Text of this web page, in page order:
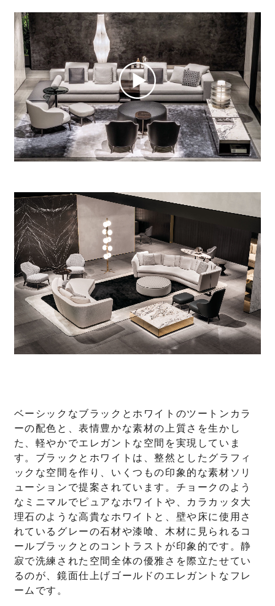
ベーシックなブラックとホワイトのツートンカラ
ーの配色と、表情豊かな素材の上質さを生かし
た、軽やかでエレガントな空間を実現していま
す。ブラックとホワイトは、整然としたグラフィ
ックな空間を作り、いくつもの印象的な素材ソリ
ューションで提案されています。チョークのよう
なミニマルでピュアなホワイトや、カラカッタ大
理石のような高貴なホワイトと、壁や床に使用さ
れているグレーの石材や漆喰、木材に見られるコ
ールブラックとのコントラストが印象的です。静
寂で洗練された空間全体の優雅さを際立たせてい
るのが、鏡面仕上げゴールドのエレガントなフレ
ームです。